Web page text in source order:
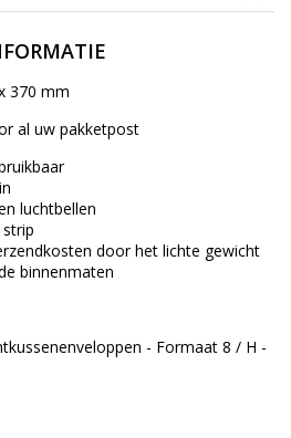
370 mm
al uw pakketpost
luchtbellen
door het lichte gewicht
binnenmaten
- Formaat 8 / H -